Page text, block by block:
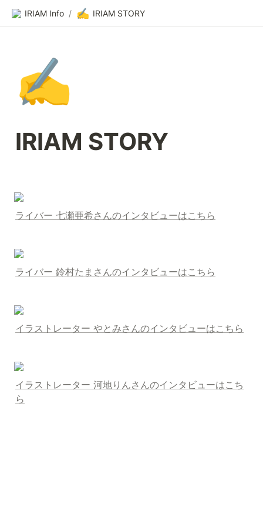
IRIAM Info / ✍️ IRIAM STORY
✍️
IRIAM STORY
ライバー 七瀬亜希さんのインタビューはこちら
ライバー 鈴村たまさんのインタビューはこちら
イラストレーター やとみさんのインタビューはこちら
イラストレーター 河地りんさんのインタビューはこち
ら